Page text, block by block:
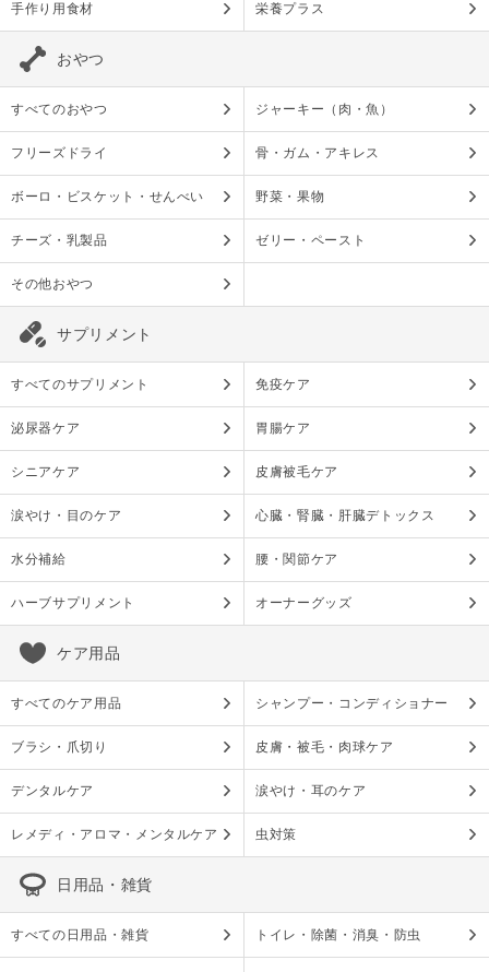
手作り用食材 栄養プラス
おやつ
すべてのおやつ ジャーキー（肉・魚）
フリーズドライ 骨・ガム・アキレス
ボーロ・ビスケット・せんべい 野菜・果物
チーズ・乳製品 ゼリー・ペースト
その他おやつ
サプリメント
すべてのサプリメント 免疫ケア
泌尿器ケア 胃腸ケア
シニアケア 皮膚被毛ケア
涙やけ・目のケア 心臓・腎臓・肝臓デトックス
水分補給 腰・関節ケア
ハーブサプリメント オーナーグッズ
ケア用品
すべてのケア用品 シャンプー・コンディショナー
ブラシ・爪切り 皮膚・被毛・肉球ケア
デンタルケア 涙やけ・耳のケア
レメディ・アロマ・メンタルケア 虫対策
日用品・雑貨
すべての日用品・雑貨 トイレ・除菌・消臭・防虫